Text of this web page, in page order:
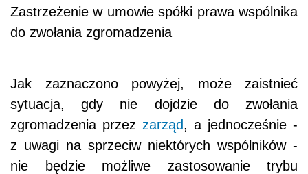
Zastrzeżenie w umowie spółki prawa wspólnika
do zwołania zgromadzenia
Jak zaznaczono powyżej, może zaistnieć
sytuacja, gdy nie dojdzie do zwołania
zgromadzenia przez zarząd, a jednocześnie -
z uwagi na sprzeciw niektórych wspólników -
nie będzie możliwe zastosowanie trybu